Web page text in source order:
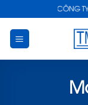
to
content
CÔNG